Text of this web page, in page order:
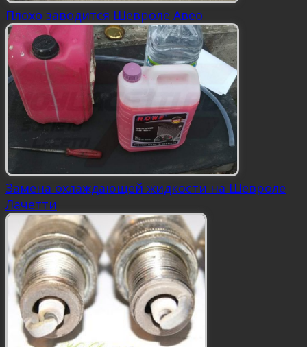
Плохо заводится Шевроле Авео
Замена охлаждающей жидкости на Шевроле
Лачетти